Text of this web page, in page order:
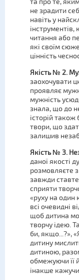
не зрадити
навіть у
читання або
які своїм
цінність
Якість № 2.
заохочувати
проявляє
мужність
знала, що до
історій
твори, що
залишив
Якість № 3.
даної якості
розмовляєте
завжди ставте
сприяти
«руху на один
всі очевидні
щоб дитина
творчу ідею.
би, якщо...?»,
дитину
дитиною,
обмежуючи її
інакше